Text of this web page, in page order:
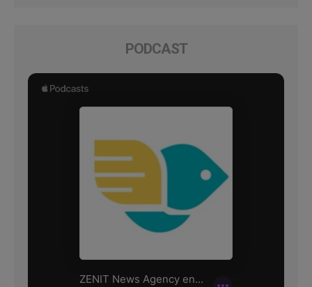
PODCAST